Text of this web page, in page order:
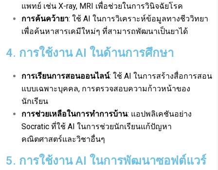
แพทย์ เช่น X-ray, MRI เพื่อช่วยในการวินิจฉัยโรค
การค้นคว้ายา: ใช้ AI ในการวิเคราะห์ข้อมูลทางชีววิทยา
เพื่อค้นหาสารเคมีใหม่ๆ ที่สามารถพัฒนาเป็นยาได้
4. การใช้งาน AI ในด้านการศึกษา
การเรียนการสอนออนไลน์: ใช้ AI ในการสร้างสื่อการสอน
แบบเฉพาะบุคคล, การตรวจสอบความก้าวหน้าของ
นักเรียน
การช่วยเหลือในการทำการบ้าน: แอปพลิเคชันอย่าง
Socratic ที่ใช้ AI ในการช่วยนักเรียนแก้ปัญหา
คณิตศาสตร์และวิชาอื่นๆ
5. การใช้งาน AI ในการพัฒนาซอฟต์แวร์